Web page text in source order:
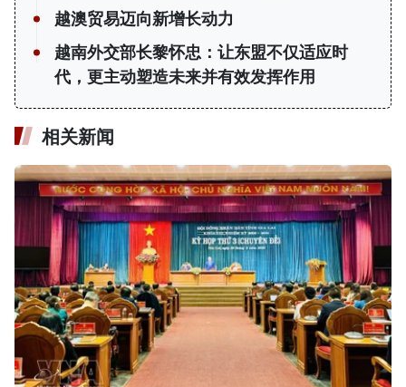
越澳贸易迈向新增长动力
越南外交部长黎怀忠：让东盟不仅适应时
代，更主动塑造未来并有效发挥作用
相关新闻